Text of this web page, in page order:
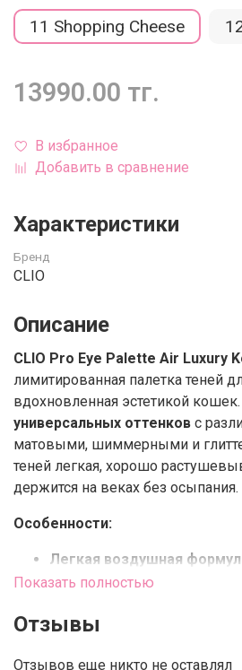
11 Shopping Cheese
13990.00 тг.
В избранное
Добавить в сравнение
Характеристики
Бренд
CLIO
Описание
CLIO Pro Eye Palette Air Luxury
лимитированная палетка теней
вдохновленная эстетикой
универсальных оттенков с
матовыми, шиммерными и
теней легкая, хорошо
держится на веках без осыпания.
Особенности:
Легкая воздушная
не перегружает веки.
до сияющих переливчатых
Показать полностью
Отзывы
Отзывов еще никто не оставлял